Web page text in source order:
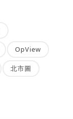
OpView
北市圖